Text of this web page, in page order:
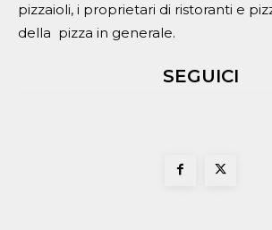
pizzaioli, i proprietari di ristoranti e
della pizza in generale.
SEGUICI